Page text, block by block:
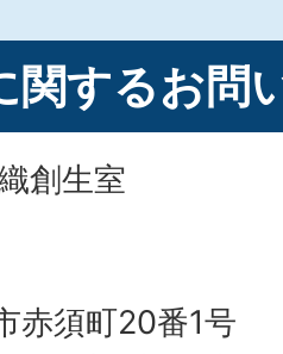
関するお問
創生室
赤須町20番1号